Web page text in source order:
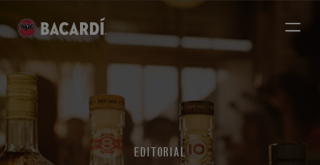
EDITORIAL